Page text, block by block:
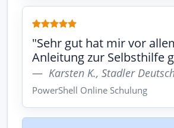
"Sehr gut hat mir vor
Anleitung zur Selbsthilfe
Karsten K., Stadler
PowerShell Online Schulung